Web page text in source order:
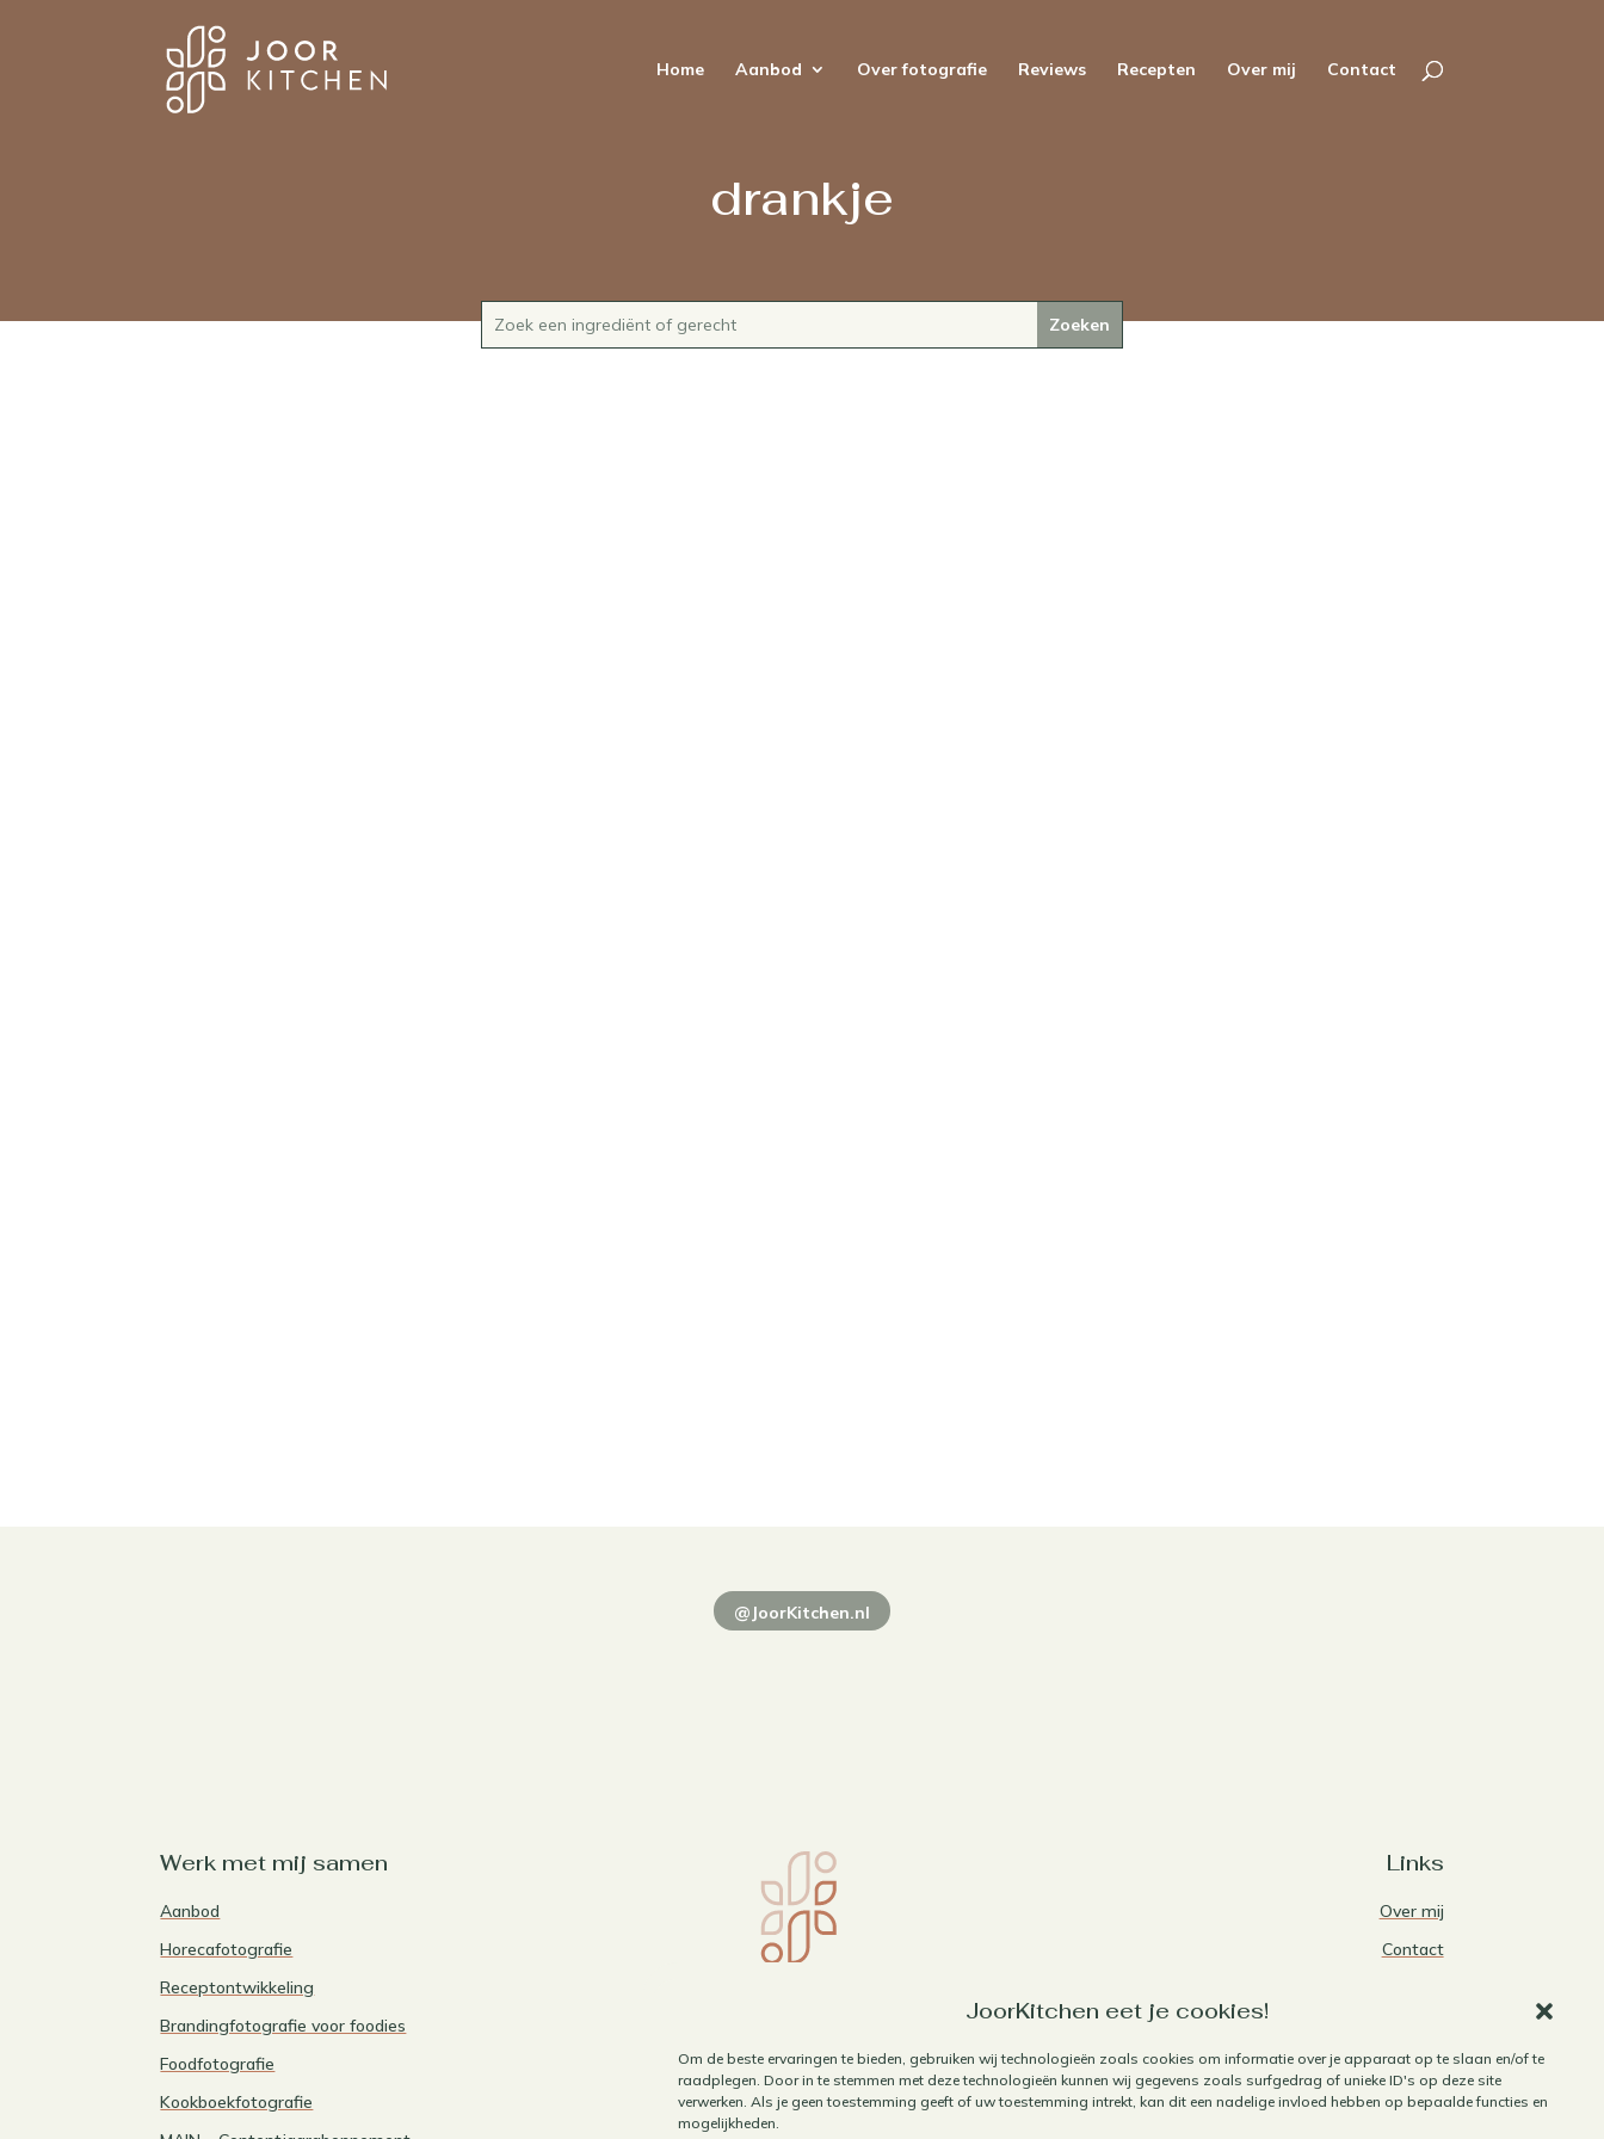
JoorKitchen eet je cookies!
Om de beste ervaringen te bieden, gebruiken wij technologieën zoals cookies om informatie over je apparaat op te slaan en/of te
raadplegen. Door in te stemmen met deze technologieën kunnen wij gegevens zoals surfgedrag of unieke ID's op deze site
verwerken. Als je geen toestemming geeft of uw toestemming intrekt, kan dit een nadelige invloed hebben op bepaalde functies en
mogelijkheden.
Home Aanbod Over fotografie Reviews Recepten Over mij Contact
drankje
@JoorKitchen.nl
Werk met mij samen
Aanbod
Horecafotografie
Receptontwikkeling
Brandingfotografie voor foodies
Foodfotografie
Kookboekfotografie
Links
Over mij
Contact
Cookiebeleid
Herroepen aankoop